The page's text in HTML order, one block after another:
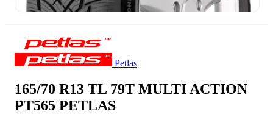
Petlas
165/70 R13 TL 79T MULTI ACTION
PT565 PETLAS